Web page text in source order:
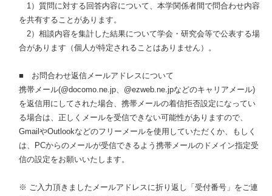
1）質問に対する回答内容について、本学関係者間で問合わせ内容
を共有することがあります。
2）相談内容を集計した結果について学会・研究会等で公表する場
合があります（個人が特定されることはありません）。
■ お問合わせ返信メールアドレスについて
携帯メール(@docomo.ne.jp、@ezweb.ne.jpなどのキャリアメール)
を返信用にしてされた場合、携帯メールの着信拒否設定になってい
る場合は、正しくメールを受信できない可能性がありますので、
GmailやOutlookなどのフリーメールを使用していただくか、もしく
は、PCからのメールが受信できるよう携帯メールのドメイン指定受
信の設定をお願いいたします。
※ ご入力頂きましたメールアドレスに折り返し「受付番号」をご連